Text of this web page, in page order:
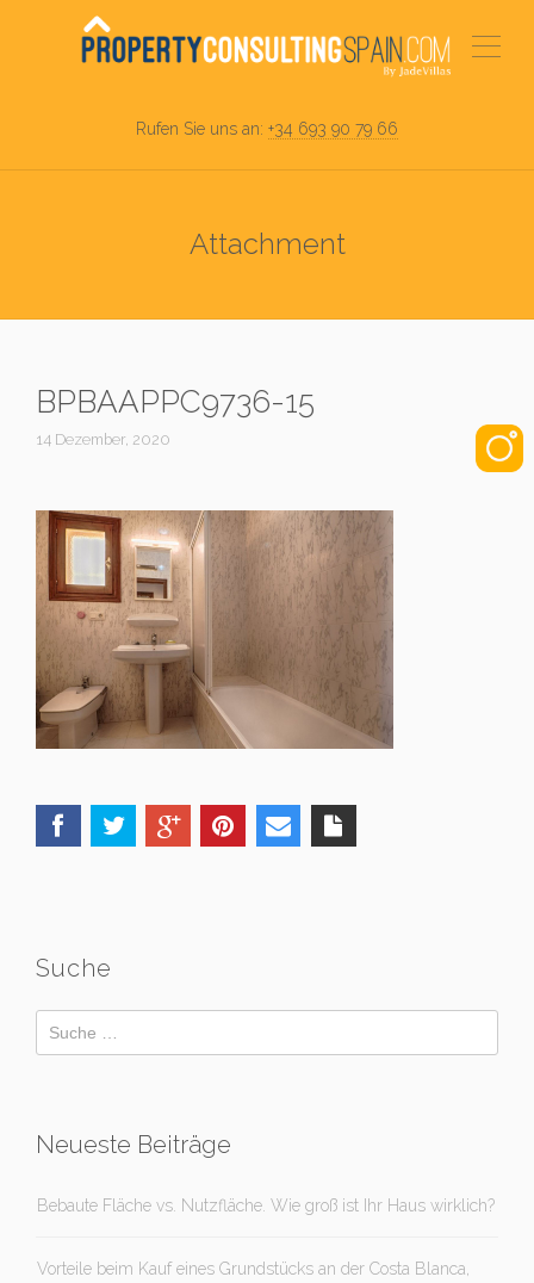
Rufen Sie uns an: +34 693 90 79 66
Attachment
BPBAAPPC9736-15
14 Dezember, 2020
Suche
Neueste Beiträge
Bebaute Fläche vs. Nutzfläche. Wie groß ist Ihr Haus wirklich?
Vorteile beim Kauf eines Grundstücks an der Costa Blanca,